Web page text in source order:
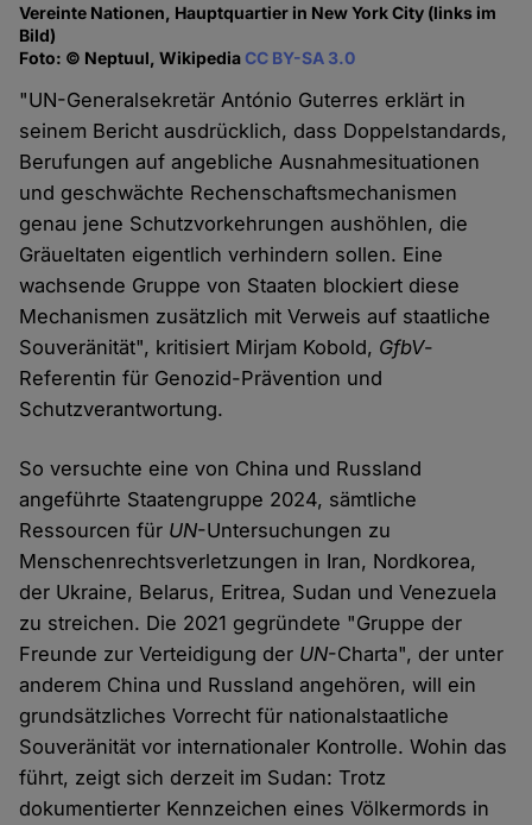
Vereinte Nationen, Hauptquartier in New York City (links im
Bild)
Foto: © Neptuul, WikipediaCC BY-SA 3.0
"UN-Generalsekretär António Guterres erklärt in
seinem Bericht ausdrücklich, dass Doppelstandards,
Berufungen auf angebliche Ausnahmesituationen
und geschwächte Rechenschaftsmechanismen
genau jene Schutzvorkehrungen aushöhlen, die
Gräueltaten eigentlich verhindern sollen. Eine
wachsende Gruppe von Staaten blockiert diese
Mechanismen zusätzlich mit Verweis auf staatliche
Souveränität", kritisiert Mirjam Kobold, GfbV-
Referentin für Genozid-Prävention und
Schutzverantwortung.
So versuchte eine von China und Russland
angeführte Staatengruppe 2024, sämtliche
Ressourcen für UN-Untersuchungen zu
Menschenrechtsverletzungen in Iran, Nordkorea,
der Ukraine, Belarus, Eritrea, Sudan und Venezuela
zu streichen. Die 2021 gegründete "Gruppe der
Freunde zur Verteidigung der UN-Charta", der unter
anderem China und Russland angehören, will ein
grundsätzliches Vorrecht für nationalstaatliche
Souveränität vor internationaler Kontrolle. Wohin das
führt, zeigt sich derzeit im Sudan: Trotz
dokumentierter Kennzeichen eines Völkermords in